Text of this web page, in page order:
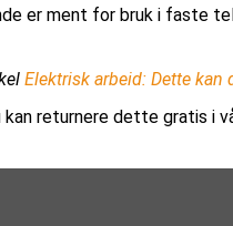
er ment for bruk i faste
Elektrisk arbeid: Dette kan
kan returnere dette gratis i